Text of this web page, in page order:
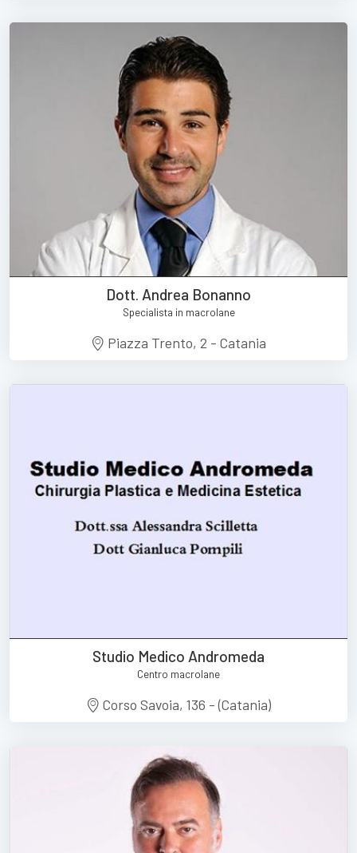
Dott. Andrea Bonanno
Specialista in macrolane
Piazza Trento, 2 - Catania
Studio Medico Andromeda
Centro macrolane
Corso Savoia, 136 - (Catania)